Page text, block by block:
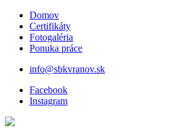
Domov
Certifikáty
Fotogaléria
Ponuka práce
info@sbkvranov.sk
Facebook
Instagram